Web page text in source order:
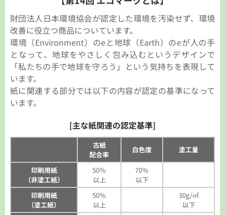
財団法人日本環境協会が認定した環境を汚染せず、環境
改善に役立つ商品についています。
環境（Environment）のeと地球（Earth）のeが人の手
となって、地球をやさしく包み込むというデザインで
「私たちの手で地球を守ろう」という気持ちを表現して
います。
紙に関連する部分では以下の内容が認定の基準になって
います。
[主な紙関連の認定基準]
古紙
配合率
白色度 塗工量
印刷用紙
（非塗工紙）
50％
以上
70％
以下
印刷用紙
（塗工紙）
50％
以上
30g/㎡
以下